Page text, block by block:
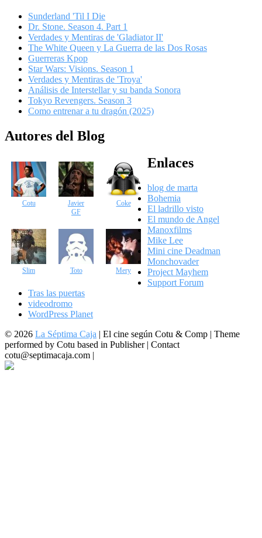
Sunderland 'Til I Die
Dr. Stone. Season 4. Part 1
Verdades y Mentiras de 'Gladiator II'
The White Queen y La Guerra de las Dos Rosas
Guerreras Kpop
Star Wars: Visions. Season 1
Verdades y Mentiras de 'Troya'
Análisis de Interstellar y su banda Sonora
Tokyo Revengers. Season 3
Como entrenar a tu dragón (2025)
Autores del Blog
Cotu
Javier
GF
Coke
Slim Toto Mery
Enlaces
blog de marta
Bohemia
El ladrillo visto
El mundo de Angel
Manoxfilms
Mike Lee
Mini cine Deadman
Monchovader
Project Mayhem
Support Forum
Tras las puertas
videodromo
WordPress Planet
© 2026 La Séptima Caja | El cine según Cotu & Comp | Theme
performed by Cotu based in Publisher | Contact
cotu@septimacaja.com |